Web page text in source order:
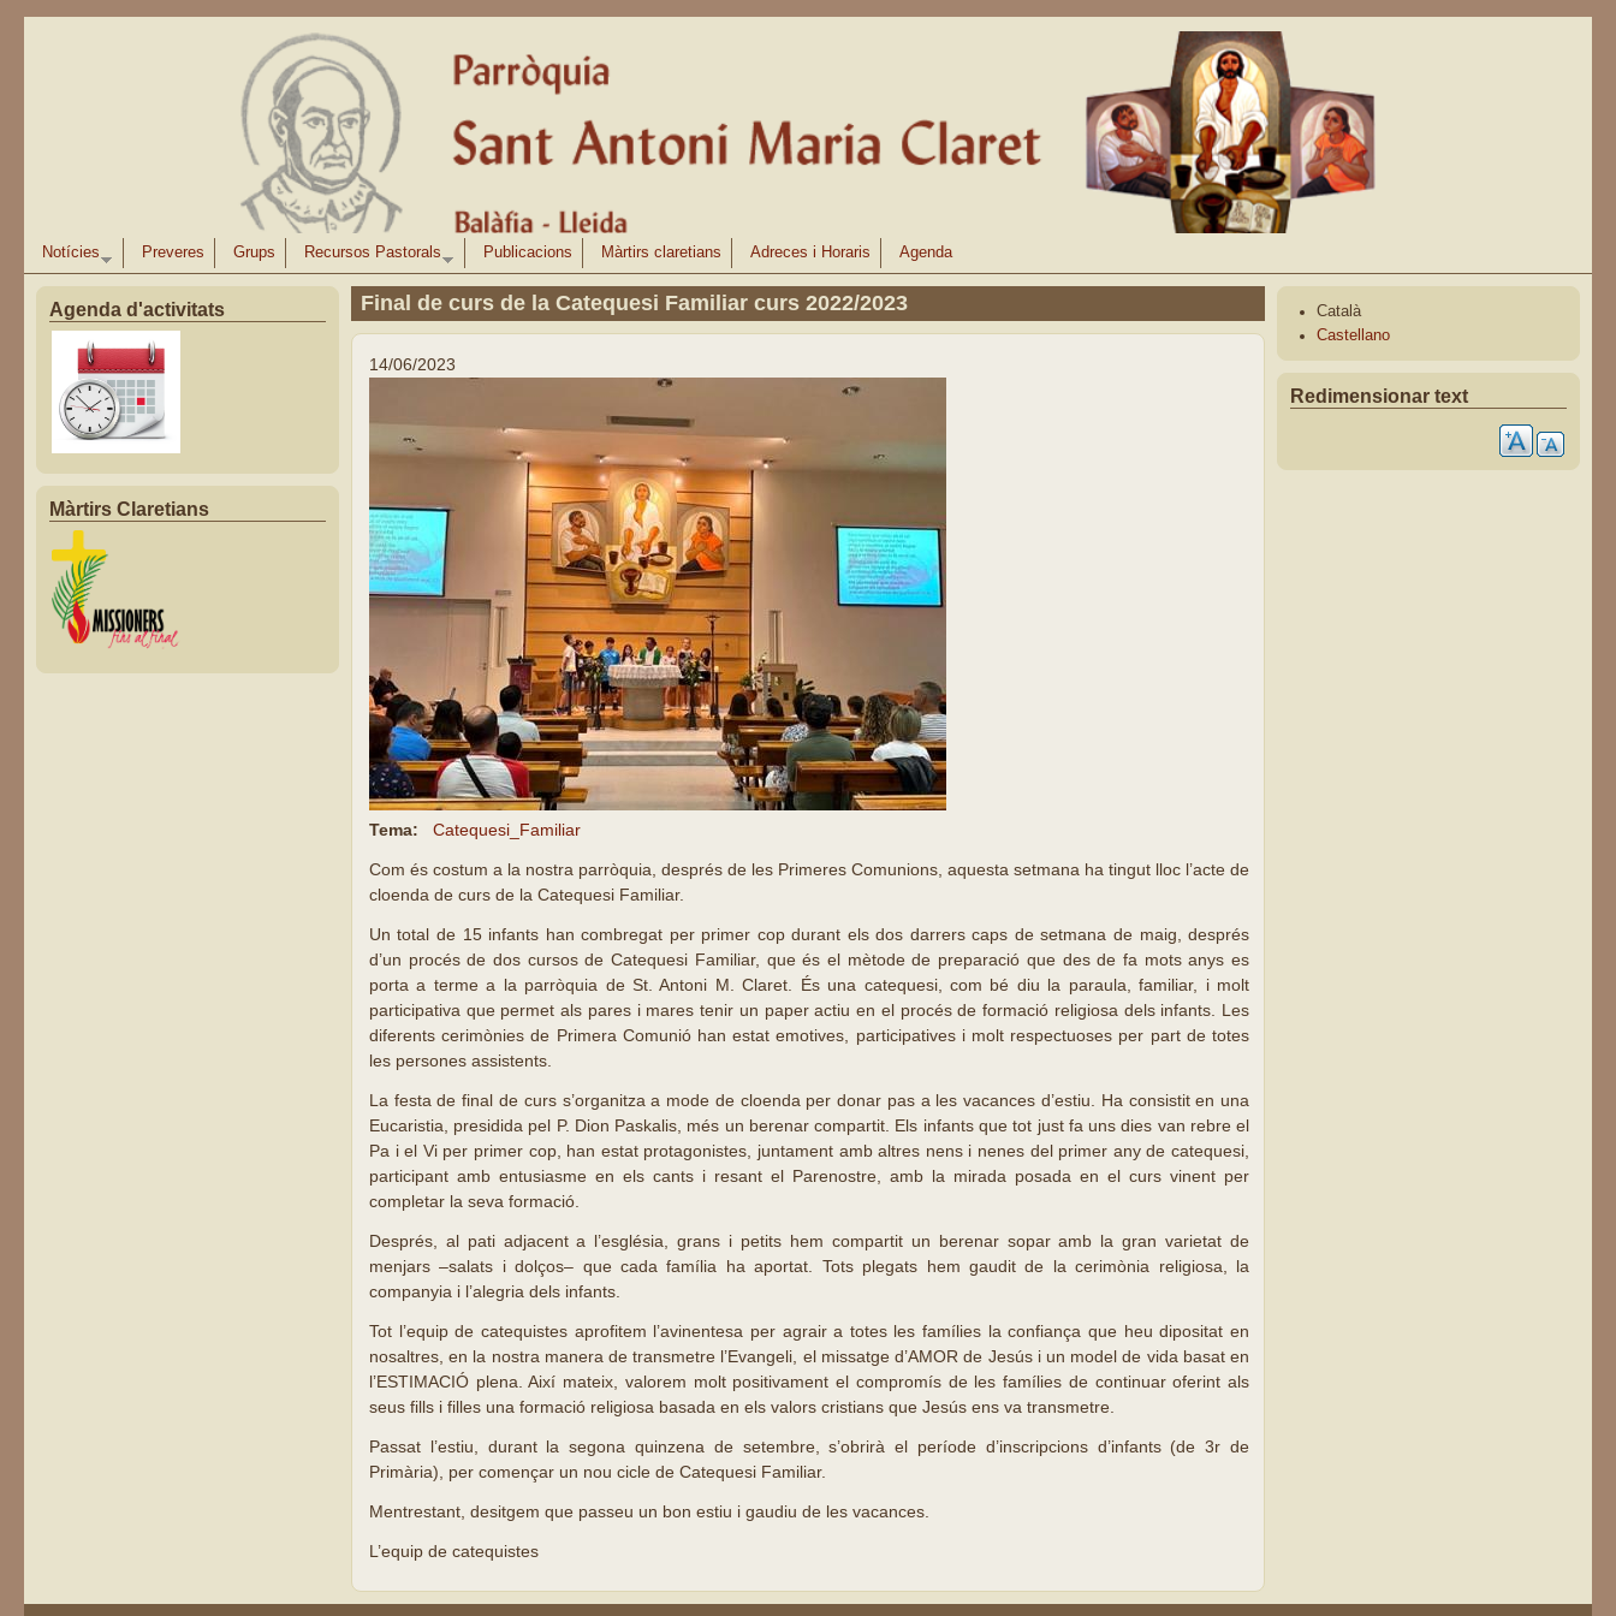
Notícies Preveres Grups Recursos Pastorals Publicacions Màrtirs claretians Adreces i Horaris Agenda
Agenda d'activitats
Màrtirs Claretians
Final de curs de la Catequesi Familiar curs 2022/2023
14/06/2023
Tema: Catequesi_Familiar
Com és costum a la nostra parròquia, després de les Primeres Comunions, aquesta setmana ha tingut lloc l’acte de
cloenda de curs de la Catequesi Familiar.
Un total de 15 infants han combregat per primer cop durant els dos darrers caps de setmana de maig, després
d’un procés de dos cursos de Catequesi Familiar, que és el mètode de preparació que des de fa mots anys es
porta a terme a la parròquia de St. Antoni M. Claret. És una catequesi, com bé diu la paraula, familiar, i molt
participativa que permet als pares i mares tenir un paper actiu en el procés de formació religiosa dels infants. Les
diferents cerimònies de Primera Comunió han estat emotives, participatives i molt respectuoses per part de totes
les persones assistents.
La festa de final de curs s’organitza a mode de cloenda per donar pas a les vacances d’estiu. Ha consistit en una
Eucaristia, presidida pel P. Dion Paskalis, més un berenar compartit. Els infants que tot just fa uns dies van rebre el
Pa i el Vi per primer cop, han estat protagonistes, juntament amb altres nens i nenes del primer any de catequesi,
participant amb entusiasme en els cants i resant el Parenostre, amb la mirada posada en el curs vinent per
completar la seva formació.
Després, al pati adjacent a l’església, grans i petits hem compartit un berenar sopar amb la gran varietat de
menjars –salats i dolços– que cada família ha aportat. Tots plegats hem gaudit de la cerimònia religiosa, la
companyia i l’alegria dels infants.
Tot l’equip de catequistes aprofitem l’avinentesa per agrair a totes les famílies la confiança que heu dipositat en
nosaltres, en la nostra manera de transmetre l’Evangeli, el missatge d’AMOR de Jesús i un model de vida basat en
l’ESTIMACIÓ plena. Així mateix, valorem molt positivament el compromís de les famílies de continuar oferint als
seus fills i filles una formació religiosa basada en els valors cristians que Jesús ens va transmetre.
Passat l’estiu, durant la segona quinzena de setembre, s’obrirà el període d’inscripcions d’infants (de 3r de
Primària), per començar un nou cicle de Catequesi Familiar.
Mentrestant, desitgem que passeu un bon estiu i gaudiu de les vacances.
L’equip de catequistes
Català
Castellano
Redimensionar text